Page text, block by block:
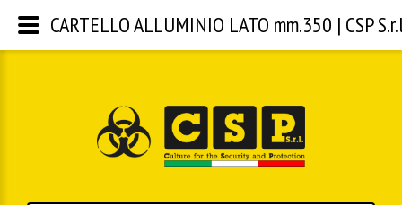
CARTELLO ALLUMINIO LATO mm.350 | CSP